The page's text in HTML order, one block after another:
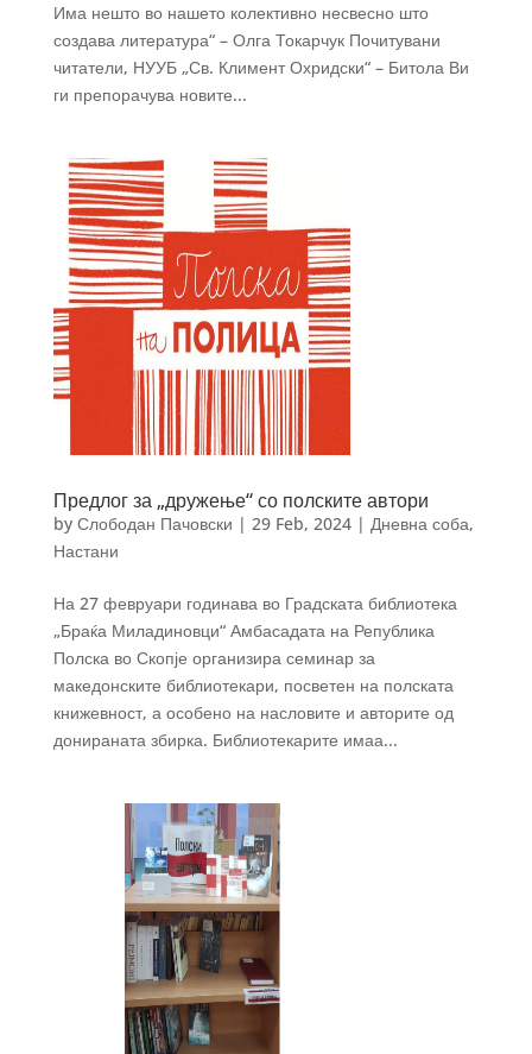
Има нешто во нашето колективно несвесно што
создава литература“ – Олга Токарчук Почитувани
читатели, НУУБ „Св. Климент Охридски“ – Битола Ви
ги препорачува новите...
Предлог за „дружење“ со полските автори
by Слободан Пачовски | 29 Feb, 2024| Дневна соба,
Настани
На 27 февруари годинава во Градската библиотека
„Браќа Миладиновци“ Амбасадата на Република
Полска во Скопје организира семинар за
македонските библиотекари, посветен на полската
книжевност, а особено на насловите и авторите од
донираната збирка. Библиотекарите имаа...